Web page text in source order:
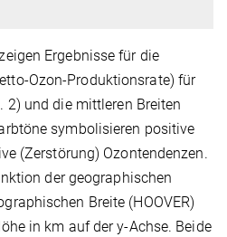
Ergebnisse für die
Ozon-Produktionsrate) für
2) und die mittleren Breiten
symbolisieren positive
(Zerstörung) Ozontendenzen.
der geographischen
Breite (HOOVER)
in km auf der y-Achse. Beide